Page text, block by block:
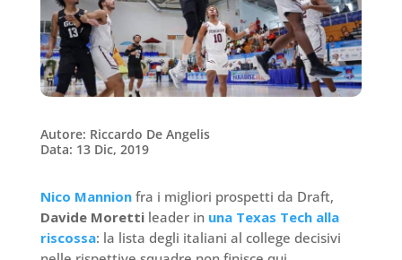
Autore: Riccardo De Angelis
Data: 13 Dic, 2019
Nico Mannionfra i migliori prospetti da Draft,
Davide Morettileader in una Texas Tech alla
riscossa: la lista degli italiani al college decisivi